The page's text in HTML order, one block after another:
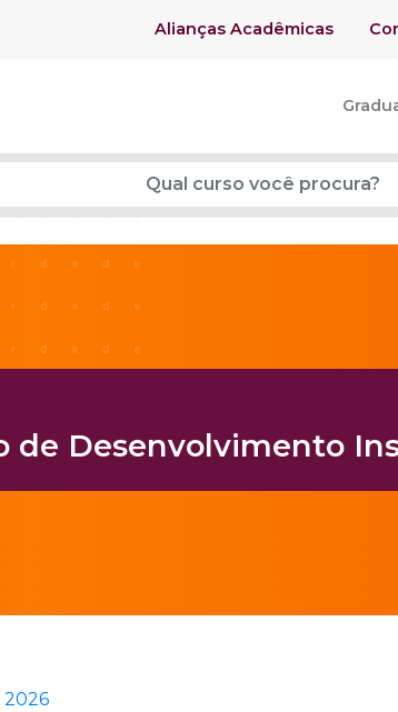
Alianças Acadêmicas
de Desenvolvimento
2026